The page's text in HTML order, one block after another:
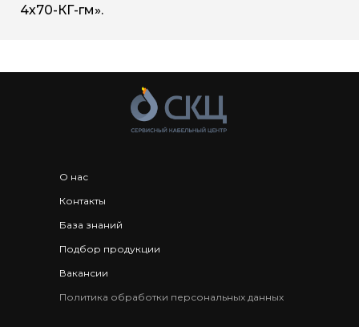
4х70-КГ-гм».
О нас
Контакты
База знаний
Подбор продукции
Вакансии
Политика обработки персональных данных